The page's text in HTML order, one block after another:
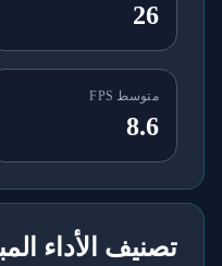
26
متوسط FPS
8.6
تصنيف الأداء